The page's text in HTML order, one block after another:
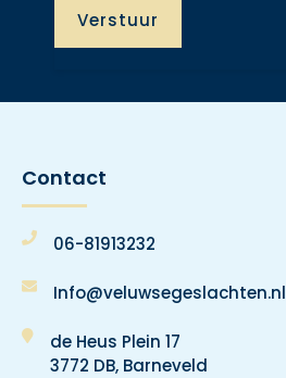
Contact
06-81913232
Info@veluwsegeslachten.nl
de Heus Plein 17
3772 DB, Barneveld